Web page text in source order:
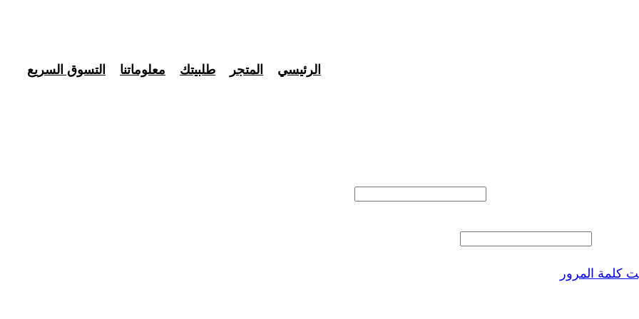
الرئيسي المتجر طلبيتك معلوماتنا التسوق السريع
كلمة المرور